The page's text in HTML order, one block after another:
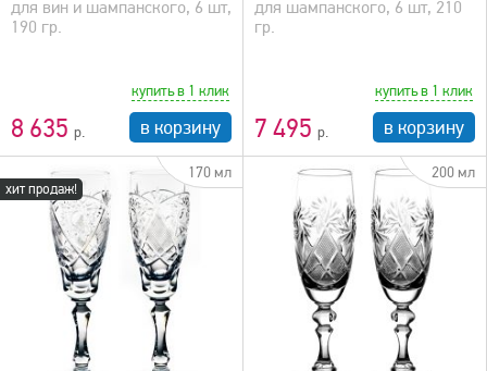
для вин и шампанского, 6 шт,
190 гр.
8 635
купить в 1 клик
в корзину
для шампанского, 6 шт, 210
гр.
7 495
купить в 1 клик
в корзину
хит продаж!
170 мл 200 мл